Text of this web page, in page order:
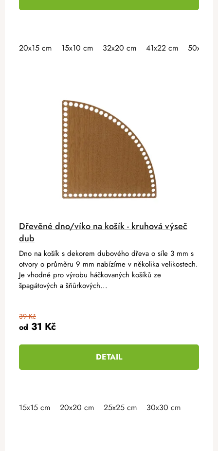
20x15 cm 15x10 cm 32x20 cm 41x22 cm 50x30
Dřevěné dno/víko na košík - kruhová výseč
dub
od 31 Kč
39 Kč
DETAIL
Dno na košík s dekorem dubového dřeva o síle 3 mm s
otvory o průměru 9 mm nabízíme v několika velikostech.
Je vhodné pro výrobu háčkovaných košíků ze
špagátových a šňůrkových...
15x15 cm 20x20 cm 25x25 cm 30x30 cm